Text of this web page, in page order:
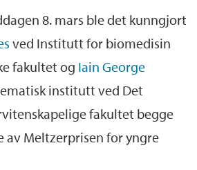
er å fremme den
virksomheten ved UiB, og å
studenter ved
hvert år i forbindelse med
til Lauritz Meltzer
8. mars ble det kunngjort
ved Institutt for biomedisin
fakultet og Iain George
institutt ved Det
fakultet begge
av Meltzerprisen for yngre